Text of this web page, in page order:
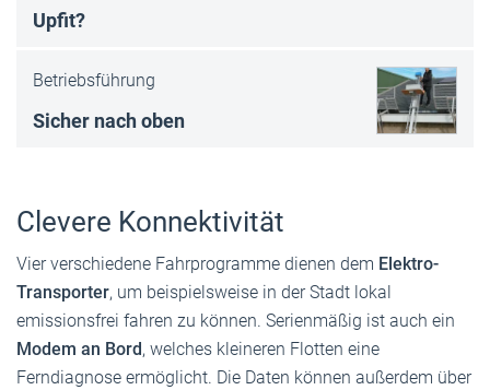
Upfit?
Betriebsführung
Sicher nach oben
Clevere Konnektivität
Vier verschiedene Fahrprogramme dienen dem Elektro-
Transporter, um beispielsweise in der Stadt lokal
emissionsfrei fahren zu können. Serienmäßig ist auch ein
Modem an Bord, welches kleineren Flotten eine
Ferndiagnose ermöglicht. Die Daten können außerdem über